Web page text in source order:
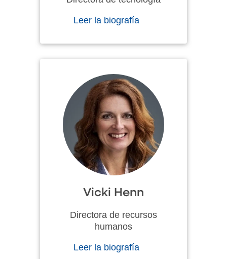
Leer la biografía
Vicki Henn
Directora de recursos
humanos
Leer la biografía